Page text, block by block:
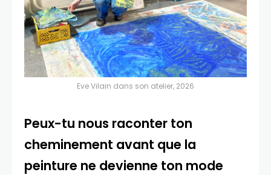
Eve Vilain dans son atelier, 2026
Peux-tu nous raconter ton
cheminement avant que la
peinture ne devienne ton mode